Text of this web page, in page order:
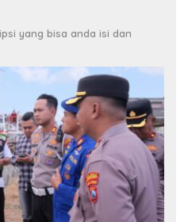
yang bisa anda isi dan